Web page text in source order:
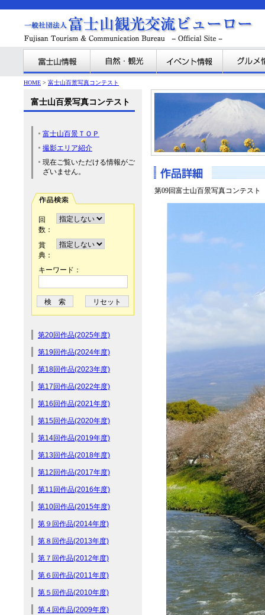
HOME > 富士山百景写真コンテスト
富士山百景写真コンテスト
富士山百景ＴＯＰ
撮影エリア紹介
現在ご覧いただける情報がご
ざいません。
回
数：
賞
典：
キーワード：
第20回作品(2025年度)
第19回作品(2024年度)
第18回作品(2023年度)
第17回作品(2022年度)
第16回作品(2021年度)
第15回作品(2020年度)
第14回作品(2019年度)
第13回作品(2018年度)
第12回作品(2017年度)
第11回作品(2016年度)
第10回作品(2015年度)
第９回作品(2014年度)
第８回作品(2013年度)
第７回作品(2012年度)
第６回作品(2011年度)
第５回作品(2010年度)
第４回作品(2009年度)
第09回富士山百景写真コンテスト